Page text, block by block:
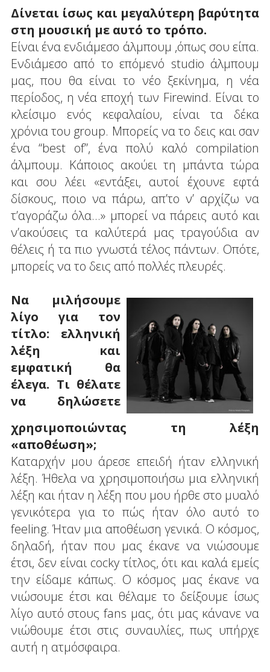
Δίνεται ίσως και μεγαλύτερη βαρύτητα
στη μουσική με αυτό το τρόπο.
Είναι ένα ενδιάμεσο άλμπουμ ,όπως σου είπα.
Ενδιάμεσο από το επόμενό studio άλμπουμ
μας, που θα είναι το νέο ξεκίνημα, η νέα
περίοδος, η νέα εποχή των Firewind. Είναι το
κλείσιμο ενός κεφαλαίου, είναι τα δέκα
χρόνια του group. Μπορείς να το δεις και σαν
ένα “best of”, ένα πολύ καλό compilation
άλμπουμ. Κάποιος ακούει τη μπάντα τώρα
και σου λέει «εντάξει, αυτοί έχουνε εφτά
δίσκους, ποιο να πάρω, απ’το ν’ αρχίζω να
τ’αγοράζω όλα...» μπορεί να πάρεις αυτό και
ν’ακούσεις τα καλύτερά μας τραγούδια αν
θέλεις ή τα πιο γνωστά τέλος πάντων. Οπότε,
μπορείς να το δεις από πολλές πλευρές.
Να μιλήσουμε
λίγο για τον
τίτλο: ελληνική
λέξη και
εμφατική θα
έλεγα. Τι θέλατε
να δηλώσετε
χρησιμοποιώντας τη λέξη
«αποθέωση»;
Καταρχήν μου άρεσε επειδή ήταν ελληνική
λέξη. Ήθελα να χρησιμοποιήσω μια ελληνική
λέξη και ήταν η λέξη που μου ήρθε στο μυαλό
γενικότερα για το πώς ήταν όλο αυτό το
feeling. Ήταν μια αποθέωση γενικά. Ο κόσμος,
δηλαδή, ήταν που μας έκανε να νιώσουμε
έτσι, δεν είναι cocky τίτλος, ότι και καλά εμείς
την είδαμε κάπως. Ο κόσμος μας έκανε να
νιώσουμε έτσι και θέλαμε το δείξουμε ίσως
λίγο αυτό στους fans μας, ότι μας κάνανε να
νιώθουμε έτσι στις συναυλίες, πως υπήρχε
αυτή η ατμόσφαιρα.